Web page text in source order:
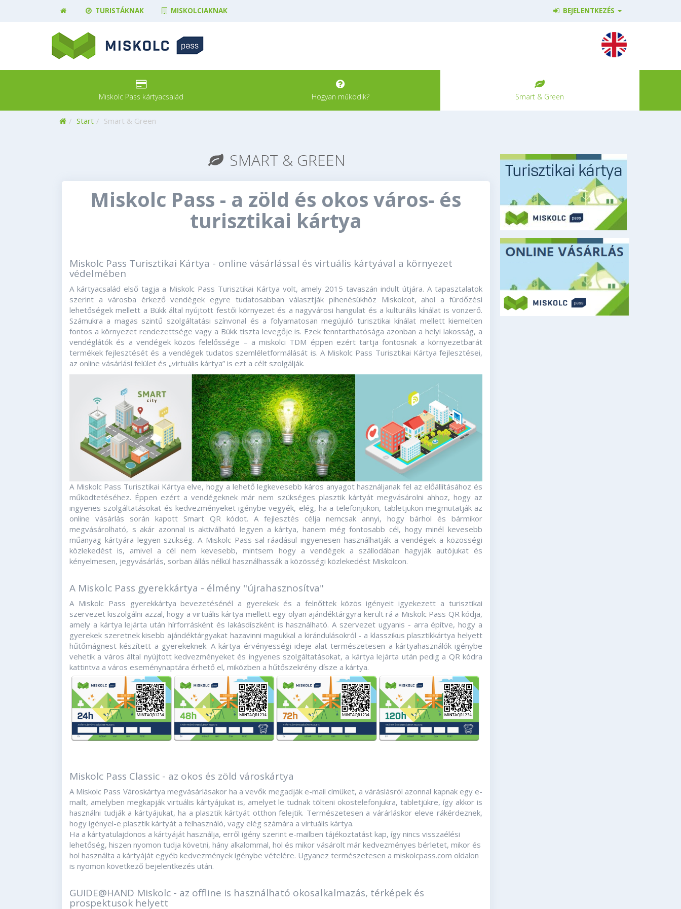
TURISTÁKNAK MISKOLCIAKNAK BEJELENTKEZÉS
Miskolc Pass kártyacsalád Hogyan működik? Smart & Green
Kezdőoldal
Start Smart & Green
SMART & GREEN
Miskolc Pass - a zöld és okos város- és
turisztikai kártya
Miskolc Pass Turisztikai Kártya - online vásárlással és virtuális kártyával a környezet
védelmében
A kártyacsalád első tagja a Miskolc Pass Turisztikai Kártya volt, amely 2015 tavaszán indult útjára. A tapasztalatok
szerint a városba érkező vendégek egyre tudatosabban választják pihenésükhöz Miskolcot, ahol a fürdőzési
lehetőségek mellett a Bükk által nyújtott festői környezet és a nagyvárosi hangulat és a kulturális kínálat is vonzerő.
Számukra a magas szintű szolgáltatási színvonal és a folyamatosan megújuló turisztikai kínálat mellett kiemelten
fontos a környezet rendezettsége vagy a Bükk tiszta levegője is. Ezek fenntarthatósága azonban a helyi lakosság, a
vendéglátók és a vendégek közös felelőssége – a miskolci TDM éppen ezért tartja fontosnak a környezetbarát
termékek fejlesztését és a vendégek tudatos szemléletformálását is. A Miskolc Pass Turisztikai Kártya fejlesztései,
az online vásárlási felület és „virtuális kártya” is ezt a célt szolgálják.
A Miskolc Pass Turisztikai Kártya elve, hogy a lehető legkevesebb káros anyagot használjanak fel az előállításához és
működtetéséhez. Éppen ezért a vendégeknek már nem szükséges plasztik kártyát megvásárolni ahhoz, hogy az
ingyenes szolgáltatásokat és kedvezményeket igénybe vegyék, elég, ha a telefonjukon, tabletjükön megmutatják az
online vásárlás során kapott Smart QR kódot. A fejlesztés célja nemcsak annyi, hogy bárhol és bármikor
megvásárolható, s akár azonnal is aktiválható legyen a kártya, hanem még fontosabb cél, hogy minél kevesebb
műanyag kártyára legyen szükség. A Miskolc Pass-sal ráadásul ingyenesen használhatják a vendégek a közösségi
közlekedést is, amivel a cél nem kevesebb, mintsem hogy a vendégek a szállodában hagyják autójukat és
kényelmesen, jegyvásárlás, sorban állás nélkül használhassák a közösségi közlekedést Miskolcon.
A Miskolc Pass gyerekkártya - élmény "újrahasznosítva"
A Miskolc Pass gyerekkártya bevezetésénél a gyerekek és a felnőttek közös igényeit igyekezett a turisztikai
szervezet kiszolgálni azzal, hogy a virtuális kártya mellett egy olyan ajándéktárgyra került rá a Miskolc Pass QR kódja,
amely a kártya lejárta után hírforrásként és lakásdíszként is használható. A szervezet ugyanis - arra építve, hogy a
gyerekek szeretnek kisebb ajándéktárgyakat hazavinni magukkal a kirándulásokról - a klasszikus plasztikkártya helyett
hűtőmágnest készített a gyerekeknek. A kártya érvényességi ideje alat természetesen a kártyahasználók igénybe
vehetik a város által nyújtott kedvezményeket és ingyenes szolgáltatásokat, a kártya lejárta után pedig a QR kódra
kattintva a város eseménynaptára érhető el, miközben a hűtőszekrény dísze a kártya.
Miskolc Pass Classic - az okos és zöld városkártya
A Miskolc Pass Városkártya megvásárlásakor ha a vevők megadják e-mail címüket, a váráslásról azonnal kapnak egy e-
mailt, amelyben megkapják virtuális kártyájukat is, amelyet le tudnak tölteni okostelefonjukra, tabletjükre, így akkor is
használni tudják a kártyájukat, ha a plasztik kártyát otthon felejtik. Természetesen a várárláskor eleve rákérdeznek,
hogy igényel-e plasztik kártyát a felhasználó, vagy elég számára a virtuális kártya.
Ha a kártyatulajdonos a kártyáját használja, erről igény szerint e-mailben tájékoztatást kap, így nincs visszaélési
lehetőség, hiszen nyomon tudja követni, hány alkalommal, hol és mikor vásárolt már kedvezményes bérletet, mikor és
hol használta a kártyáját egyéb kedvezmények igénybe vételére. Ugyanez természetesen a miskolcpass.com oldalon
is nyomon következő bejelentkezés után.
GUIDE@HAND Miskolc - az offline is használható okosalkalmazás, térképek és
prospektusok helyett